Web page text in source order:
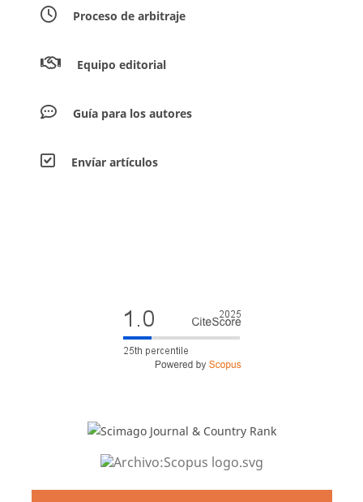
Proceso de arbitraje
Equipo editorial
Guía para los autores
Envíar artículos